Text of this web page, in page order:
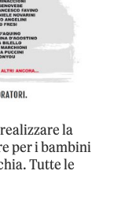
la
per i bambini
Tutte le